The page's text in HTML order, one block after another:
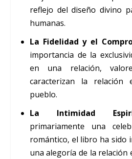
reflejo del diseño divino
humanas.
La Fidelidad y el
importancia de la
en una relación,
caracterizan la
pueblo.
La Intimidad
primariamente una
romántico, el libro ha sido
una alegoría de la relación